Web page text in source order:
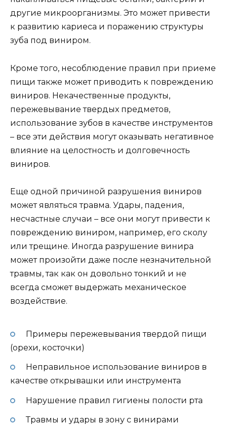
другие микроорганизмы. Это может привести
к развитию кариеса и поражению структуры
зуба под виниром.
Кроме того, несоблюдение правил при приеме
пищи также может приводить к повреждению
виниров. Некачественные продукты,
пережевывание твердых предметов,
использование зубов в качестве инструментов
– все эти действия могут оказывать негативное
влияние на целостность и долговечность
виниров.
Еще одной причиной разрушения виниров
может являться травма. Удары, падения,
несчастные случаи – все они могут привести к
повреждению виниром, например, его сколу
или трещине. Иногда разрушение винира
может произойти даже после незначительной
травмы, так как он довольно тонкий и не
всегда сможет выдержать механическое
воздействие.
Примеры пережевывания твердой пищи
(орехи, косточки)
Неправильное использование виниров в
качестве открывашки или инструмента
Нарушение правил гигиены полости рта
Травмы и удары в зону с винирами